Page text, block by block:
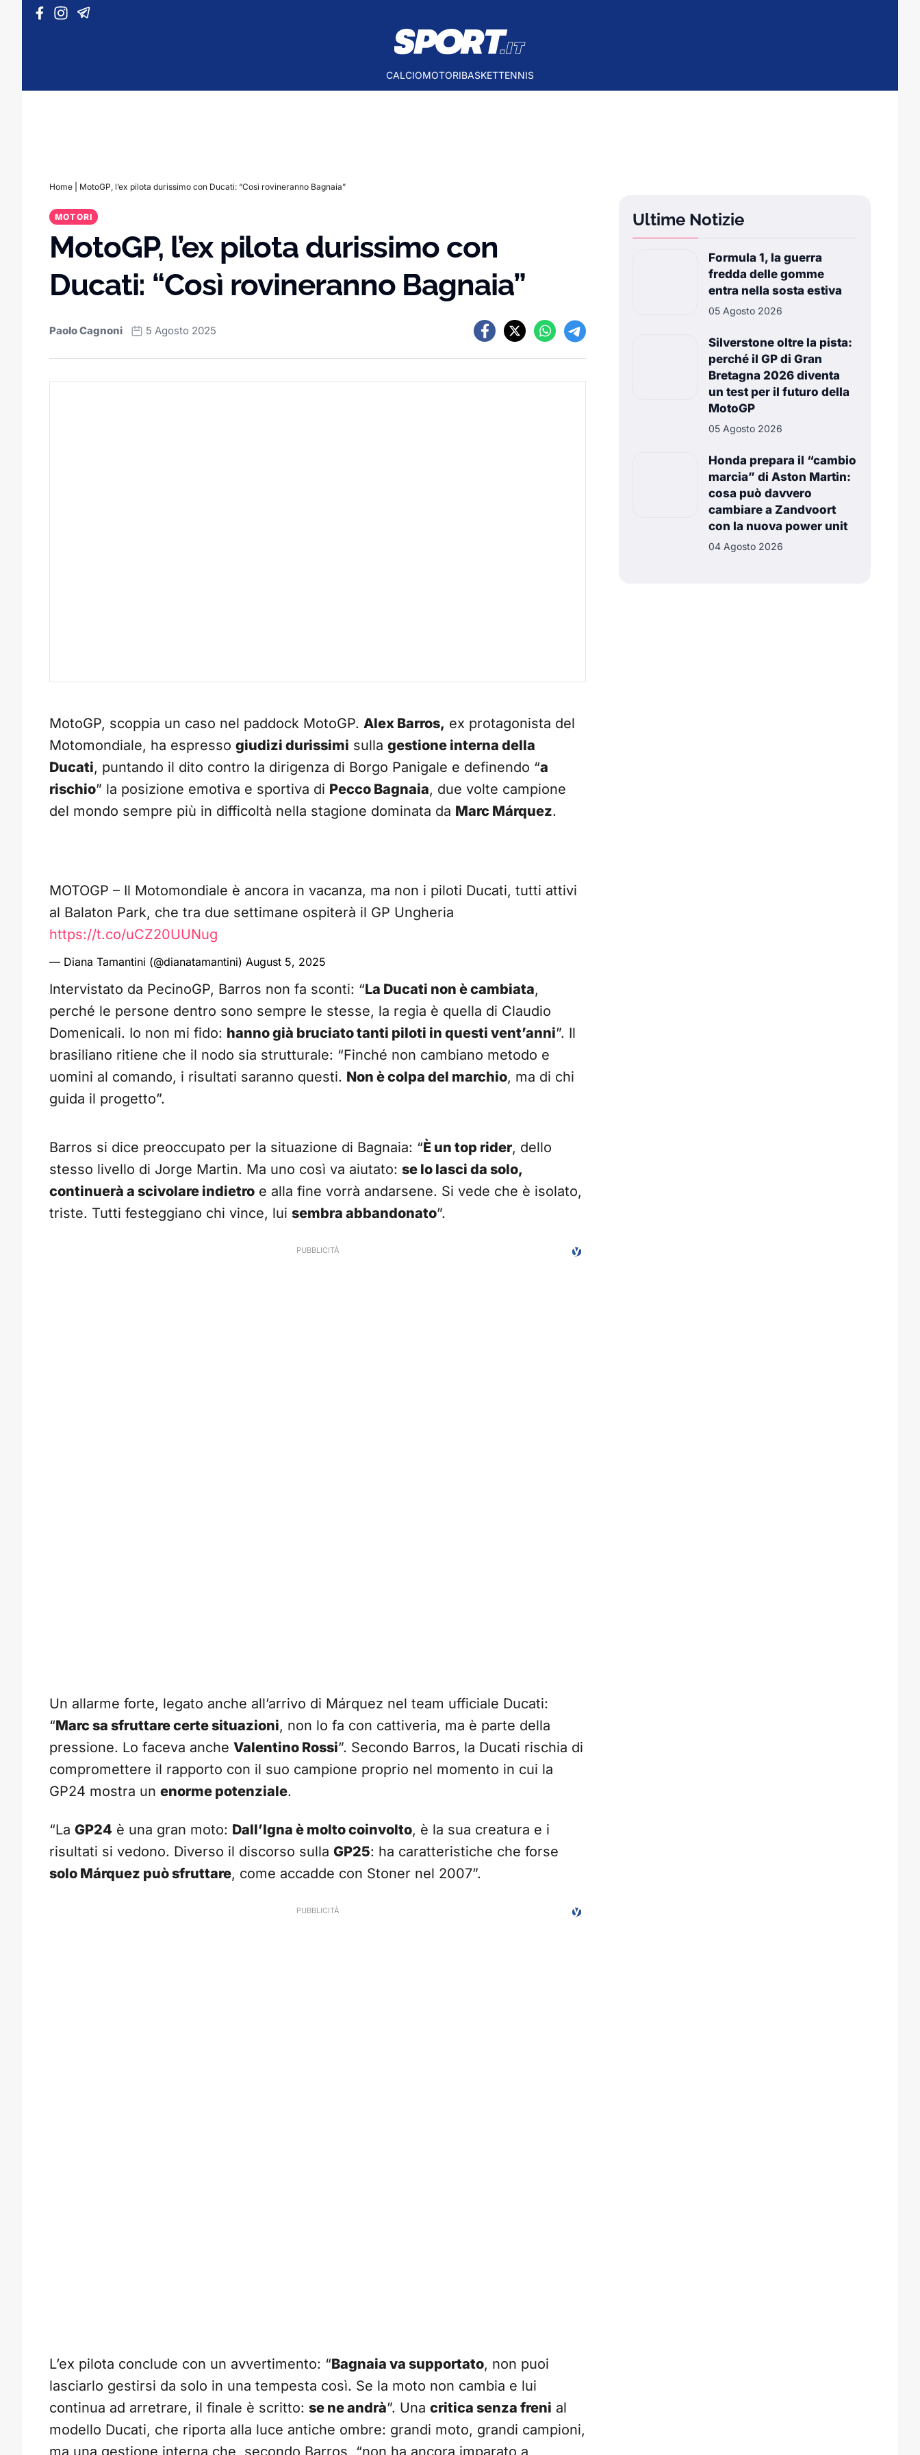
Vai al contenuto
CALCIOMOTORIBASKETTENNIS
Home MotoGP, l’ex pilota durissimo con Ducati: “Così rovineranno Bagnaia”
MOTORI
MotoGP, l’ex pilota durissimo con
Ducati: “Così rovineranno Bagnaia”
Paolo Cagnoni 5 Agosto 2025
MotoGP, scoppia un caso nel paddock MotoGP. Alex Barros, ex protagonista del
Motomondiale, ha espresso giudizi durissimi sulla gestione interna della
Ducati, puntando il dito contro la dirigenza di Borgo Panigale e definendo “a
rischio” la posizione emotiva e sportiva di Pecco Bagnaia, due volte campione
del mondo sempre più in difficoltà nella stagione dominata da Marc Márquez.
MOTOGP – Il Motomondiale è ancora in vacanza, ma non i piloti Ducati, tutti attivi
al Balaton Park, che tra due settimane ospiterà il GP Ungheria
https://t.co/uCZ20UUNug
— Diana Tamantini (@dianatamantini) August 5, 2025
Intervistato da PecinoGP, Barros non fa sconti: “La Ducati non è cambiata,
perché le persone dentro sono sempre le stesse, la regia è quella di Claudio
Domenicali. Io non mi fido: hanno già bruciato tanti piloti in questi vent’anni”. Il
brasiliano ritiene che il nodo sia strutturale: “Finché non cambiano metodo e
uomini al comando, i risultati saranno questi. Non è colpa del marchio, ma di chi
guida il progetto”.
Barros si dice preoccupato per la situazione di Bagnaia: “È un top rider, dello
stesso livello di Jorge Martin. Ma uno così va aiutato: se lo lasci da solo,
continuerà a scivolare indietro e alla fine vorrà andarsene. Si vede che è isolato,
triste. Tutti festeggiano chi vince, lui sembra abbandonato”.
Un allarme forte, legato anche all’arrivo di Márquez nel team ufficiale Ducati:
“Marc sa sfruttare certe situazioni, non lo fa con cattiveria, ma è parte della
pressione. Lo faceva anche Valentino Rossi”. Secondo Barros, la Ducati rischia di
compromettere il rapporto con il suo campione proprio nel momento in cui la
GP24 mostra un enorme potenziale.
“La GP24 è una gran moto: Dall’Igna è molto coinvolto, è la sua creatura e i
risultati si vedono. Diverso il discorso sulla GP25: ha caratteristiche che forse
solo Márquez può sfruttare, come accadde con Stoner nel 2007”.
L’ex pilota conclude con un avvertimento: “Bagnaia va supportato, non puoi
lasciarlo gestirsi da solo in una tempesta così. Se la moto non cambia e lui
continua ad arretrare, il finale è scritto: se ne andrà”. Una critica senza freni al
modello Ducati, che riporta alla luce antiche ombre: grandi moto, grandi campioni,
Ultime Notizie
Formula 1, la guerra
fredda delle gomme
entra nella sosta estiva
05 Agosto 2026
Silverstone oltre la pista:
perché il GP di Gran
Bretagna 2026 diventa
un test per il futuro della
MotoGP
05 Agosto 2026
Honda prepara il “cambio
marcia” di Aston Martin:
cosa può davvero
cambiare a Zandvoort
con la nuova power unit
04 Agosto 2026